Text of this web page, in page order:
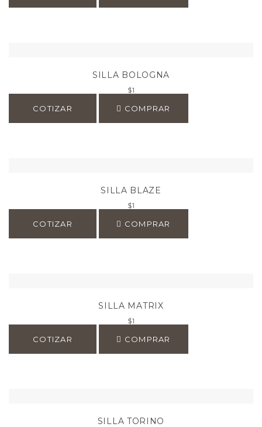
SILLA BOLOGNA
$1
COTIZAR COMPRAR
SILLA BLAZE
$1
COTIZAR COMPRAR
SILLA MATRIX
$1
COTIZAR COMPRAR
SILLA TORINO